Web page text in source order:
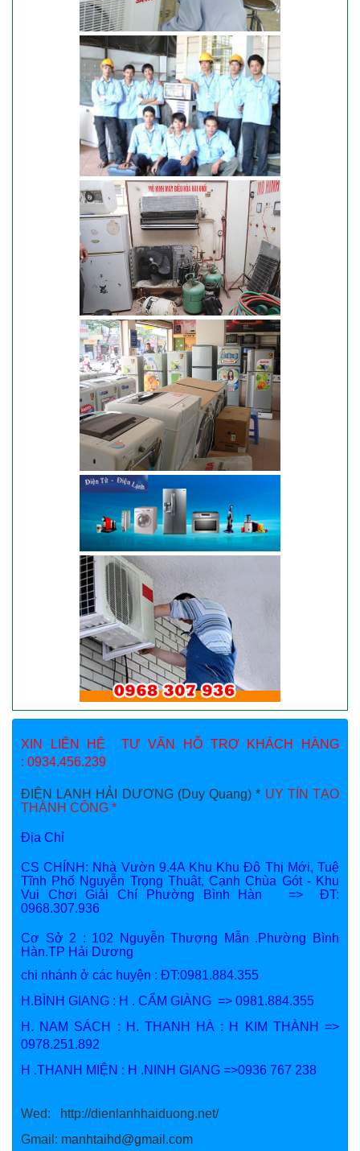
XIN LIÊN HỆ TƯ VẤN HỖ TRỢ KHÁCH HÀNG
: 0934.456.239
ĐIỆN LẠNH HẢI DƯƠNG (Duy Quang) * UY TÍN TẠO
THÀNH CÔNG *
Địa Chỉ
CS CHÍNH: Nhà Vườn 9.4A Khu Khu Đô Thị Mới, Tuệ
Tĩnh Phố Nguyễn Trọng Thuật, Cạnh Chùa Gót - Khu
Vui Chơi Giải Chí Phường Bình Hàn => ĐT:
0968.307.936
Cơ Sở 2 : 102 Nguyễn Thượng Mẫn .Phường Bình
Hàn.TP Hải Dương
chi nhánh ở các huyện : ĐT:0981.884.355
H.BÌNH GIANG : H . CẨM GIÀNG => 0981.884.355
H. NAM SÁCH : H. THANH HÀ : H KIM THÀNH =>
0978.251.892
H .THANH MIỆN : H .NINH GIANG =>0936 767 238
Wed: http://dienlanhhaiduong.net/
Gmail: manhtaihd@gmail.com